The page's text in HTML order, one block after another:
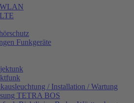
WLAN
Funkgeräte
/ Installation / Wartung
TETRA BOS